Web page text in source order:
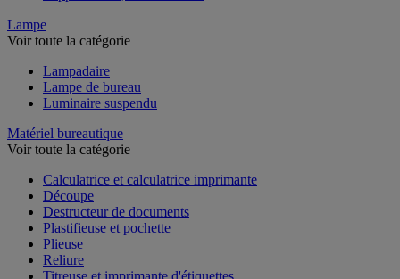
Lampe
Voir toute la catégorie
Lampadaire
Lampe de bureau
Luminaire suspendu
Matériel bureautique
Voir toute la catégorie
Calculatrice et calculatrice imprimante
Découpe
Destructeur de documents
Plastifieuse et pochette
Plieuse
Reliure
Titreuse et imprimante d'étiquettes